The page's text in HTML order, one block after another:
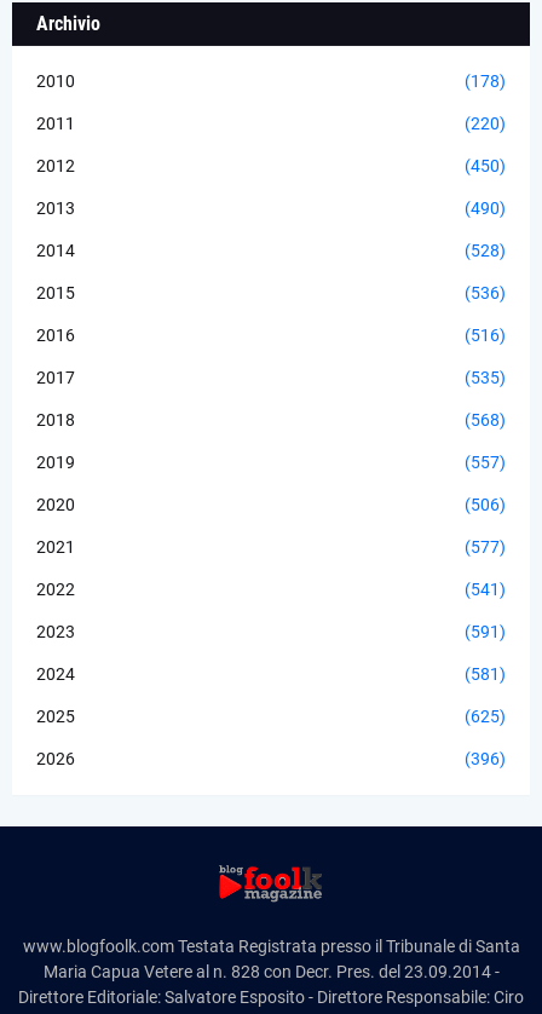
Archivio
2010 (178)
2011 (220)
2012 (450)
2013 (490)
2014 (528)
2015 (536)
2016 (516)
2017 (535)
2018 (568)
2019 (557)
2020 (506)
2021 (577)
2022 (541)
2023 (591)
2024 (581)
2025 (625)
2026 (396)
www.blogfoolk.com Testata Registrata presso il Tribunale di Santa
Maria Capua Vetere al n. 828 con Decr. Pres. del 23.09.2014 -
Direttore Editoriale: Salvatore Esposito - Direttore Responsabile: Ciro